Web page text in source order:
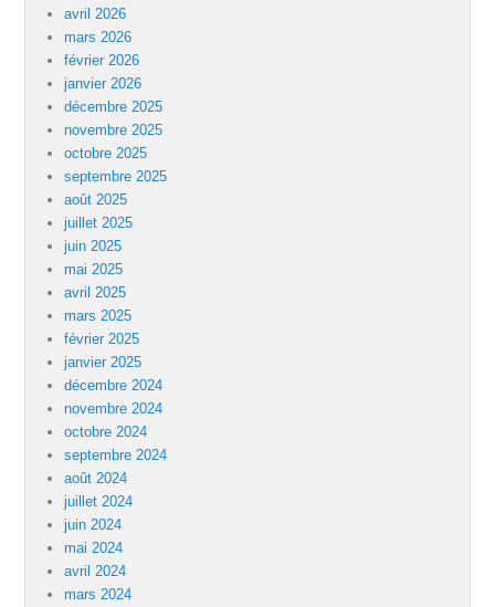
avril 2026
mars 2026
février 2026
janvier 2026
décembre 2025
novembre 2025
octobre 2025
septembre 2025
août 2025
juillet 2025
juin 2025
mai 2025
avril 2025
mars 2025
février 2025
janvier 2025
décembre 2024
novembre 2024
octobre 2024
septembre 2024
août 2024
juillet 2024
juin 2024
mai 2024
avril 2024
mars 2024